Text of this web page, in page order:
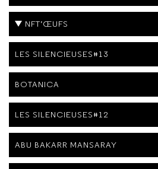
NFT’ŒUFS
LES SILENCIEUSES#13
BOTANICA
LES SILENCIEUSES#12
ABU BAKARR MANSARAY